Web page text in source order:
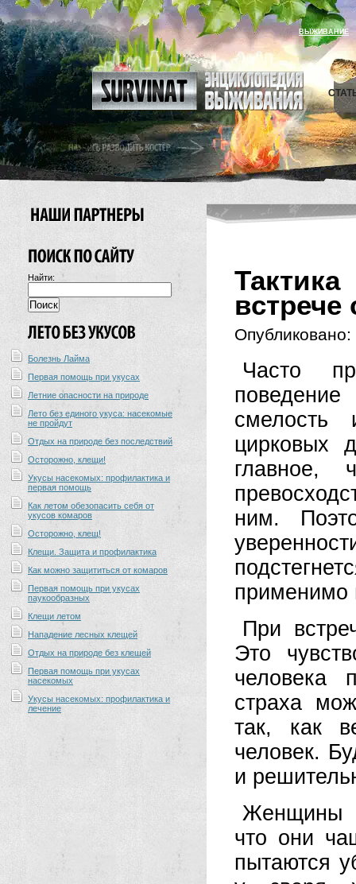
ВЫЖИВАНИЕ
Найти:
Болезнь Лайма
Первая помощь при укусах
Летние опасности на природе
Лето без единого укуса: насекомые
не пройдут
Отдых на природе без последствий
Осторожно, клещи!
Укусы насекомых: профилактика и
первая помощь
Как летом обезопасить себя от
укусов комаров
Осторожно, клещ!
Клещи. Защита и профилактика
Как можно защититься от комаров
Первая помощь при укусах
паукообразных
Клещи летом
Нападение лесных клещей
Отдых на природе без клещей
Первая помощь при укусах
насекомых
Укусы насекомых: профилактика и
лечение
Опубликовано:
Часто
смелость
цирковых
главное,
ним.
применимо
При
Это
человека
страха
так, как
человек.
и
Женщины
что они
пытаются